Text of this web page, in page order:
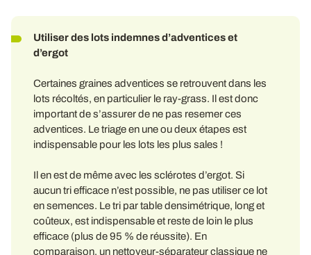
Utiliser des lots indemnes d’adventices et
d’ergot
Certaines graines adventices se retrouvent dans les
lots récoltés, en particulier le ray-grass. Il est donc
important de s’assurer de ne pas resemer ces
adventices. Le triage en une ou deux étapes est
indispensable pour les lots les plus sales !
Il en est de même avec les sclérotes d’ergot. Si
aucun tri efficace n’est possible, ne pas utiliser ce lot
en semences. Le tri par table densimétrique, long et
coûteux, est indispensable et reste de loin le plus
efficace (plus de 95 % de réussite). En
comparaison, un nettoyeur-séparateur classique ne